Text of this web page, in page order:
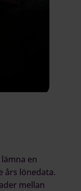
en
års lönedata.
mellan